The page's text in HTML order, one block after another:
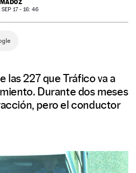
SEP 17 - 16: 46
las 227 que Tráfico va a
Durante dos meses
pero el conductor